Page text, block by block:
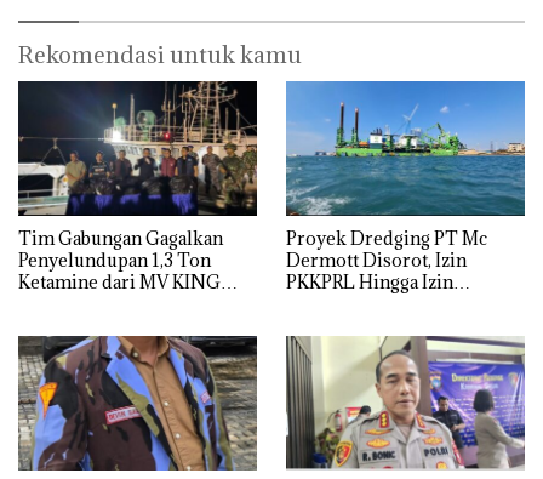
Rekomendasi untuk kamu
Tim Gabungan Gagalkan
Penyelundupan 1,3 Ton
Ketamine dari MV KING
Proyek Dredging PT Mc
Dermott Disorot, Izin
PKKPRL Hingga Izin